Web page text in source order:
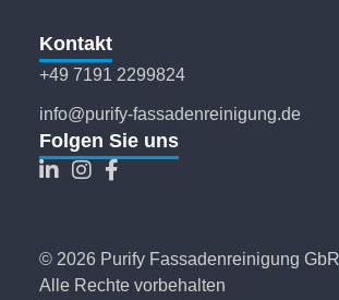
Kontakt
+49 7191 2299824
info@purify-fassadenreinigung.de
Folgen Sie uns
© 2026 Purify Fassadenreinigung GbR
Alle Rechte vorbehalten